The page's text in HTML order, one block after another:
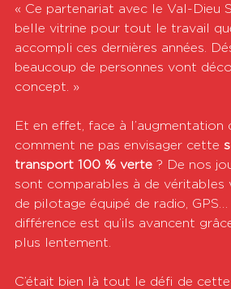
« Ce partenariat avec le Val-Dieu
belle vitrine pour tout le travail
accompli ces dernières années.
beaucoup de personnes vont
concept. »
Et en effet, face à l’augmentation
comment ne pas envisager cette
transport 100 % verte ? De nos
sont comparables à de véritables
de pilotage équipé de radio, GPS…
différence est qu’ils avancent
plus lentement.
C’était bien là tout le défi de